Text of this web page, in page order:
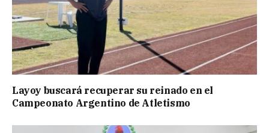
Layoy buscará recuperar su reinado en el
Campeonato Argentino de Atletismo